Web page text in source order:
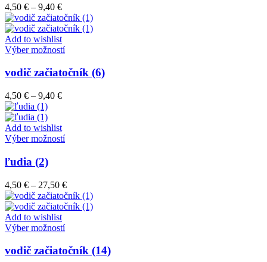
Možnosti
si
môžete
vybrať
na
stránke
produktu.
4,50 € – 9,40 €Price
range:
4,50 €
through
9,40 €
Add to wishlist
Výber možnostíTento
má
vybrať
na
vodič začiatočník (6)
4,50 € – 9,40 €Price
through
9,40 €
Add to wishlist
Výber možnostíTento
variantov.
Možnosti
si
môžete
vybrať
na
stránke
produktu.
ľudia (2)
4,50 € – 27,50 €Price
range:
4,50 €
Add to wishlist
Výber možnostíTento
má
vodič začiatočník (14)